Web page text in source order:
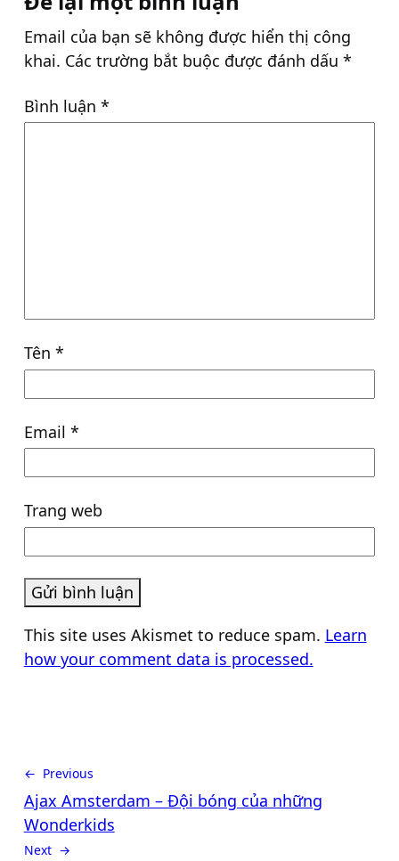
Email của bạn sẽ không được hiển thị công
khai. Các trường bắt buộc được đánh dấu *
Bình luận *
Tên *
Email *
Trang web
This site uses Akismet to reduce spam. Learn
how your comment data is processed.
← Previous
Ajax Amsterdam – Đội bóng của những
Wonderkids
Next →